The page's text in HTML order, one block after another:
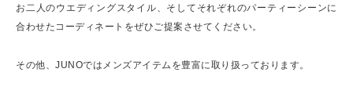
お二人のウエディングスタイル、そしてそれぞれのパーティーシーンに
合わせたコーディネートをぜひご提案させてください。
その他、JUNOではメンズアイテムを豊富に取り扱っております。